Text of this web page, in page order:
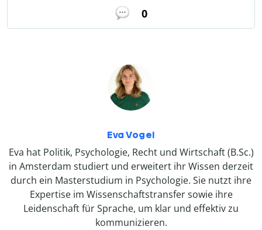
0
Eva Vogel
Eva hat Politik, Psychologie, Recht und Wirtschaft (B.Sc.)
in Amsterdam studiert und erweitert ihr Wissen derzeit
durch ein Masterstudium in Psychologie. Sie nutzt ihre
Expertise im Wissenschaftstransfer sowie ihre
Leidenschaft für Sprache, um klar und effektiv zu
kommunizieren.